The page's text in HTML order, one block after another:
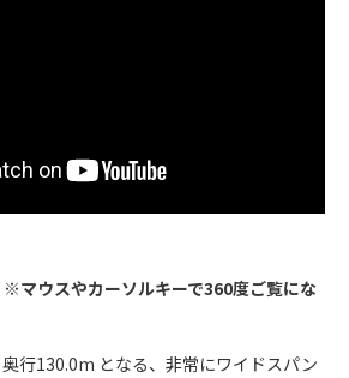
ウスやカーソルキーで360度ご覧にな
行130.0m となる、非常にワイドスパン